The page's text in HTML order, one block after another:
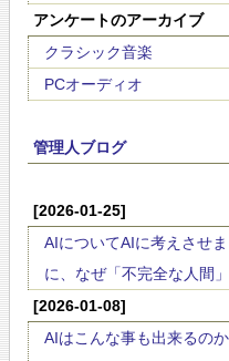
アンケートのアーカイブ
クラシック音楽
PCオーディオ
管理人ブログ
[2026-01-25]
AIについてAIに考えさせ
に、なぜ「不完全な人間
[2026-01-08]
AIはこんな事も出来るの